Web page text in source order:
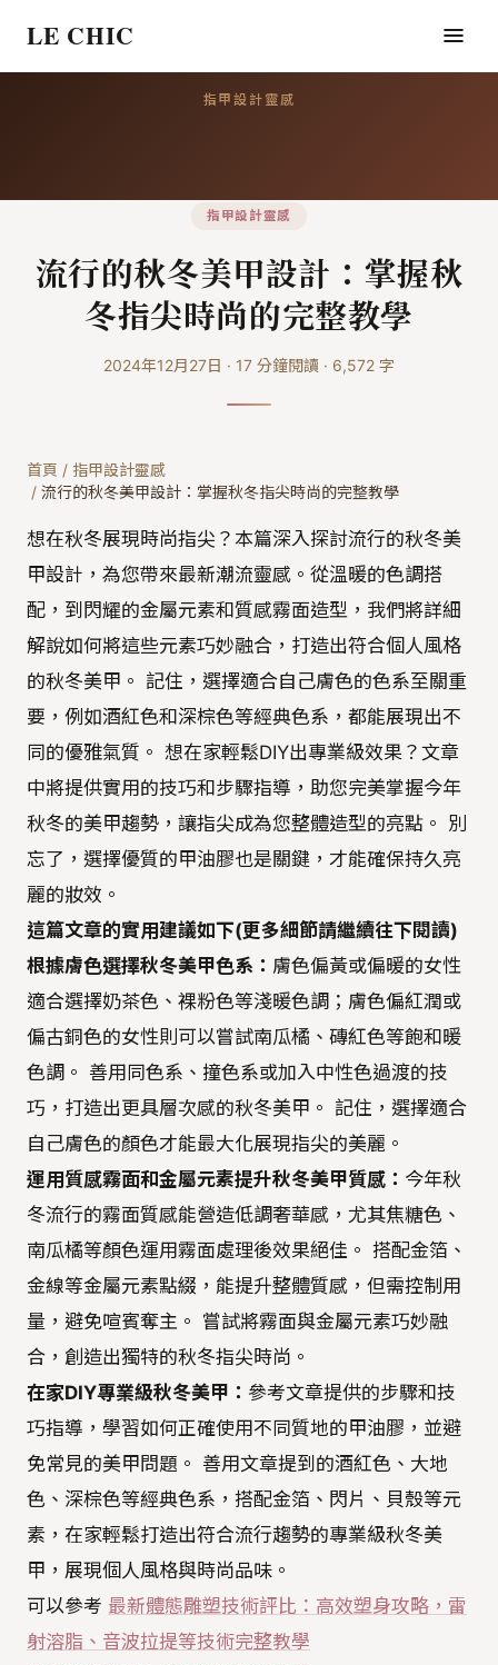
LE CHIC
指甲設計靈感
指甲設計靈感
流行的秋冬美甲設計：掌握秋
冬指尖時尚的完整教學
2024年12月27日 · 17 分鐘閱讀 · 6,572 字
首頁 / 指甲設計靈感
/ 流行的秋冬美甲設計：掌握秋冬指尖時尚的完整教學
想在秋冬展現時尚指尖？本篇深入探討流行的秋冬美
甲設計，為您帶來最新潮流靈感。從溫暖的色調搭
配，到閃耀的金屬元素和質感霧面造型，我們將詳細
解說如何將這些元素巧妙融合，打造出符合個人風格
的秋冬美甲。 記住，選擇適合自己膚色的色系至關重
要，例如酒紅色和深棕色等經典色系，都能展現出不
同的優雅氣質。 想在家輕鬆DIY出專業級效果？文章
中將提供實用的技巧和步驟指導，助您完美掌握今年
秋冬的美甲趨勢，讓指尖成為您整體造型的亮點。 別
忘了，選擇優質的甲油膠也是關鍵，才能確保持久亮
麗的妝效。
這篇文章的實用建議如下(更多細節請繼續往下閱讀)
根據膚色選擇秋冬美甲色系： 膚色偏黃或偏暖的女性
適合選擇奶茶色、裸粉色等淺暖色調；膚色偏紅潤或
偏古銅色的女性則可以嘗試南瓜橘、磚紅色等飽和暖
色調。 善用同色系、撞色系或加入中性色過渡的技
巧，打造出更具層次感的秋冬美甲。 記住，選擇適合
自己膚色的顏色才能最大化展現指尖的美麗。
運用質感霧面和金屬元素提升秋冬美甲質感： 今年秋
冬流行的霧面質感能營造低調奢華感，尤其焦糖色、
南瓜橘等顏色運用霧面處理後效果絕佳。 搭配金箔、
金線等金屬元素點綴，能提升整體質感，但需控制用
量，避免喧賓奪主。 嘗試將霧面與金屬元素巧妙融
合，創造出獨特的秋冬指尖時尚。
在家DIY專業級秋冬美甲： 參考文章提供的步驟和技
巧指導，學習如何正確使用不同質地的甲油膠，並避
免常見的美甲問題。 善用文章提到的酒紅色、大地
色、深棕色等經典色系，搭配金箔、閃片、貝殼等元
素，在家輕鬆打造出符合流行趨勢的專業級秋冬美
甲，展現個人風格與時尚品味。
可以參考 最新體態雕塑技術評比：高效塑身攻略，雷
射溶脂、音波拉提等技術完整教學